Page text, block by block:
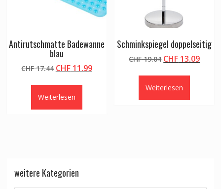
Antirutschmatte Badewanne
blau
CHF17.44 Ursprünglicher
CHF 17.44
CHF11.99Aktueller
Weiterlesen
Schminkspiegel doppelseitig
CHF19.04 Ursprünglicher
CHF 19.04
CHF 13.09
Weiterlesen
weitere Kategorien